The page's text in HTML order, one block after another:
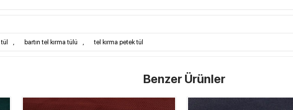
, bartın tel kırma tülü , tel kırma petek tül
Benzer Ürünler